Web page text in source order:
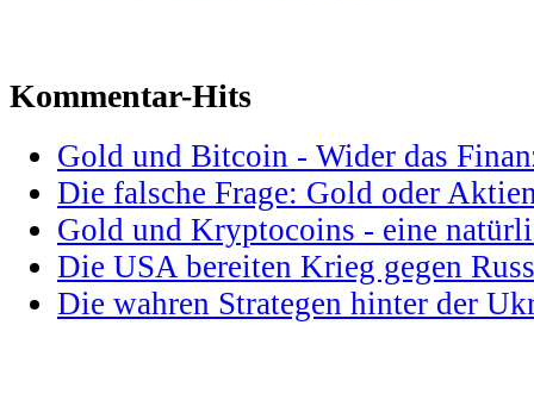
Kommentar-Hits
Gold und Bitcoin - Wider das
Die falsche Frage: Gold oder
Gold und Kryptocoins - eine
Die USA bereiten Krieg gegen
Die wahren Strategen hinter der